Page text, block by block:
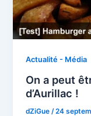
Actualité - Média
On a peut
d’Aurillac !
dZiGue /24